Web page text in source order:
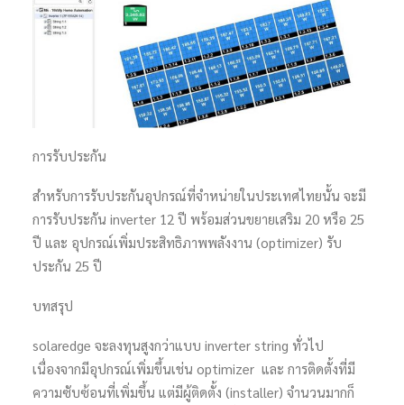
การรับประกัน
สำหรับการรับประกันอุปกรณ์ที่จำหน่ายในประเทศไทยนั้น จะมี
การรับประกัน inverter 12 ปี พร้อมส่วนขยายเสริม 20 หรือ 25
ปี และ อุปกรณ์เพิ่มประสิทธิภาพพลังงาน (optimizer) รับ
ประกัน 25 ปี
บทสรุป
solaredge จะลงทุนสูงกว่าแบบ inverter string ทั่วไป
เนื่องจากมีอุปกรณ์เพิ่มขึ้นเช่น optimizer และ การติดตั้งที่มี
ความซับซ้อนที่เพิ่มขึ้น แต่มีผู้ติดตั้ง (installer) จำนวนมากก็